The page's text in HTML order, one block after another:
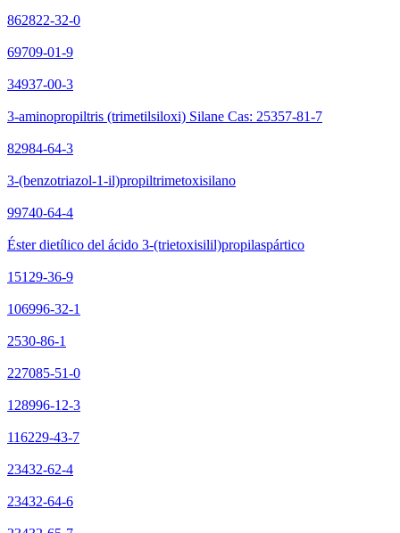
862822-32-0
69709-01-9
34937-00-3
3-aminopropiltris (trimetilsiloxi) Silane Cas: 25357-81-7
82984-64-3
3-(benzotriazol-1-il)propiltrimetoxisilano
99740-64-4
Éster dietílico del ácido 3-(trietoxisilil)propilaspártico
15129-36-9
106996-32-1
2530-86-1
227085-51-0
128996-12-3
116229-43-7
23432-62-4
23432-64-6